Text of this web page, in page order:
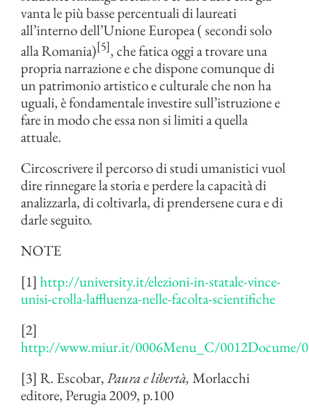
vanta le più basse percentuali di laureati
all’interno dell’Unione Europea ( secondi solo
alla Romania)[5], che fatica oggi a trovare una
propria narrazione e che dispone comunque di
un patrimonio artistico e culturale che non ha
uguali, è fondamentale investire sull’istruzione e
fare in modo che essa non si limiti a quella
attuale.
Circoscrivere il percorso di studi umanistici vuol
dire rinnegare la storia e perdere la capacità di
analizzarla, di coltivarla, di prendersene cura e di
darle seguito.
NOTE
[1] http://university.it/elezioni-in-statale-vince-
unisi-crolla-laffluenza-nelle-facolta-scientifiche
[2]
http://www.miur.it/0006Menu_C/0012Docume/
[3] R. Escobar,Paura e libertà, Morlacchi
editore, Perugia 2009, p.100